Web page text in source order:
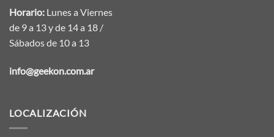
Horario: Lunes a Viernes
de 9 a 13 y de 14 a 18 /
Sábados de 10 a 13
info@geekon.com.ar
LOCALIZACIÓN